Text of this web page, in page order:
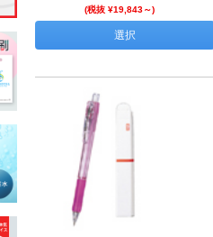
(税抜 ¥19,843～)
選択